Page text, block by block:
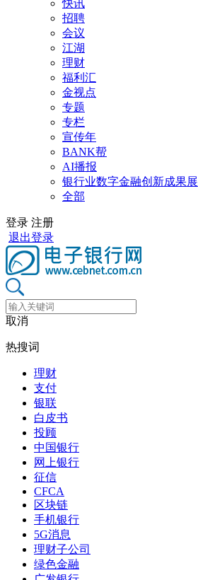
快讯
招聘
会议
江湖
理财
福利汇
金视点
专题
专栏
宣传年
BANK帮
AI播报
银行业数字金融创新成果展
全部
登录 注册
退出登录
取消
热搜词
理财
支付
银联
白皮书
投顾
中国银行
网上银行
征信
CFCA
区块链
手机银行
5G消息
理财子公司
绿色金融